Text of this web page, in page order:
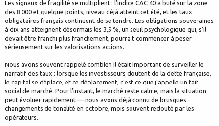
Les signaux de fragilité se multiplient : l’indice CAC 40 a buté sur la zone
des 8 000 et quelque points, niveau déjà atteint cet été, et les taux
obligataires français continuent de se tendre. Les obligations souveraines
à dix ans atteignent désormais les 3,5 %, un seuil psychologique qui, s’il
devait être franchi plus franchement, pourrait commencer à peser
sérieusement sur les valorisations actions.
Nous avons souvent rappelé combien il était important de surveiller le
narratif des taux : lorsque les investisseurs doutent de la dette française,
le capital se déplace, et ce déplacement, c’est ce que j’appelle un fait
social de marché. Pour l’instant, le marché reste calme, mais la situation
peut évoluer rapidement — nous avons déjà connu de brusques
changements de tonalité en octobre, mois souvent redouté par les
opérateurs.